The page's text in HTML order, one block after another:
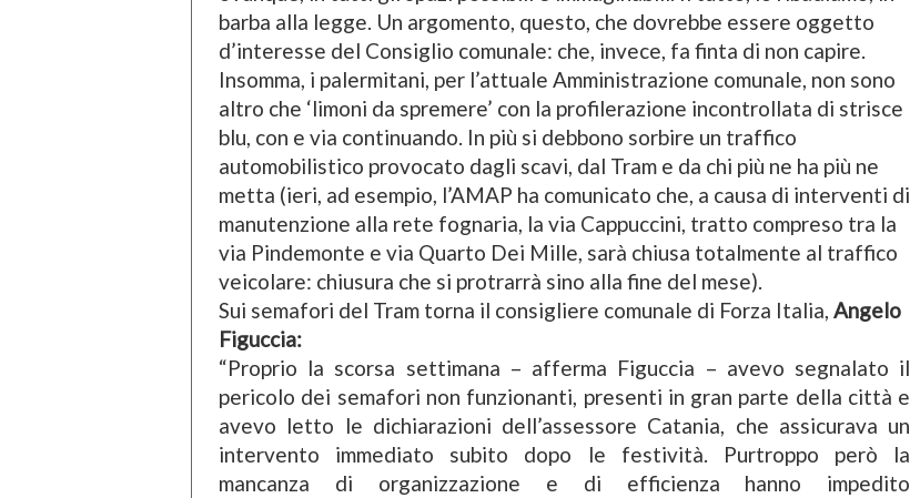
barba alla legge. Un argomento, questo, che dovrebbe essere oggetto
d’interesse del Consiglio comunale: che, invece, fa finta di non capire.
Insomma, i palermitani, per l’attuale Amministrazione comunale, non sono
altro che ‘limoni da spremere’ con la profilerazione incontrollata di strisce
blu, con e via continuando. In più si debbono sorbire un traffico
automobilistico provocato dagli scavi, dal Tram e da chi più ne ha più ne
metta (ieri, ad esempio, l’AMAP ha comunicato che, a causa di interventi di
manutenzione alla rete fognaria, la via Cappuccini, tratto compreso tra la
via Pindemonte e via Quarto Dei Mille, sarà chiusa totalmente al traffico
veicolare: chiusura che si protrarrà sino alla fine del mese).
Sui semafori del Tram torna il consigliere comunale di Forza Italia, Angelo
Figuccia:
“Proprio la scorsa settimana – afferma Figuccia – avevo segnalato il
pericolo dei semafori non funzionanti, presenti in gran parte della città e
avevo letto le dichiarazioni dell’assessore Catania, che assicurava un
intervento immediato subito dopo le festività. Purtroppo però la
mancanza di organizzazione e di efficienza hanno impedito